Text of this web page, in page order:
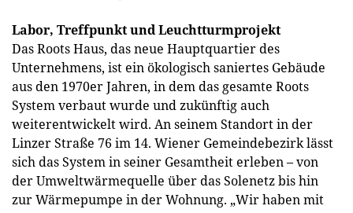
Labor, Treffpunkt und Leuchtturmprojekt
Das Roots Haus, das neue Hauptquartier des
Unternehmens, ist ein ökologisch saniertes Gebäude
aus den 1970er Jahren, in dem das gesamte Roots
System verbaut wurde und zukünftig auch
weiterentwickelt wird. An seinem Standort in der
Linzer Straße 76 im 14. Wiener Gemeindebezirk lässt
sich das System in seiner Gesamtheit erleben – von
der Umweltwärmequelle über das Solenetz bis hin
zur Wärmepumpe in der Wohnung. „Wir haben mit